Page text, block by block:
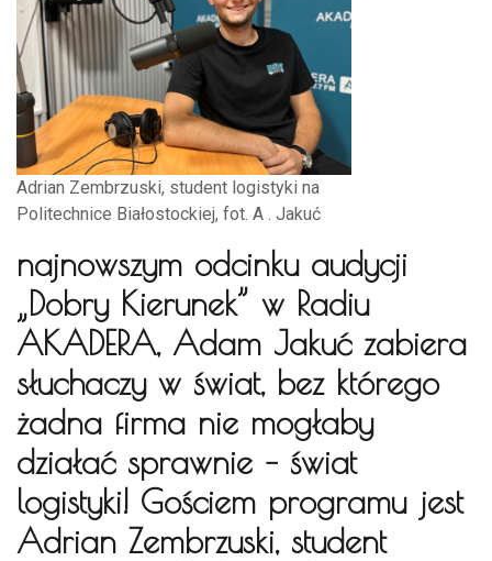
Adrian Zembrzuski, student logistyki na
Politechnice Białostockiej, fot. A . Jakuć
najnowszym odcinku audycji
„Dobry Kierunek” w Radiu
AKADERA, Adam Jakuć zabiera
słuchaczy w świat, bez którego
żadna firma nie mogłaby
działać sprawnie – świat
logistyki! Gościem programu jest
Adrian Zembrzuski, student